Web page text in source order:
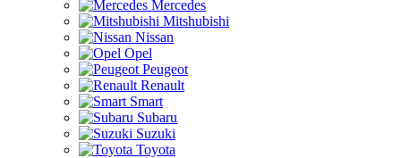
Mercedes
Mitshubishi
Nissan
Opel
Peugeot
Renault
Smart
Subaru
Suzuki
Toyota